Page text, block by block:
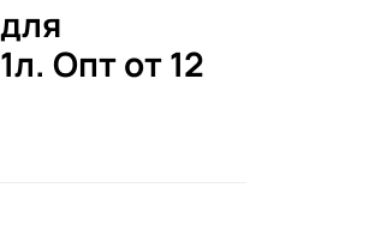
Опт от 12